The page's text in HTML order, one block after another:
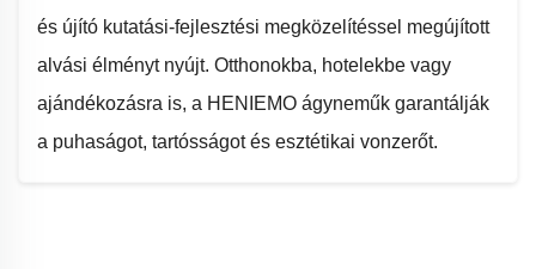
és újító kutatási-fejlesztési megközelítéssel megújított
alvási élményt nyújt. Otthonokba, hotelekbe vagy
ajándékozásra is, a HENIEMO ágyneműk garantálják
a puhaságot, tartósságot és esztétikai vonzerőt.